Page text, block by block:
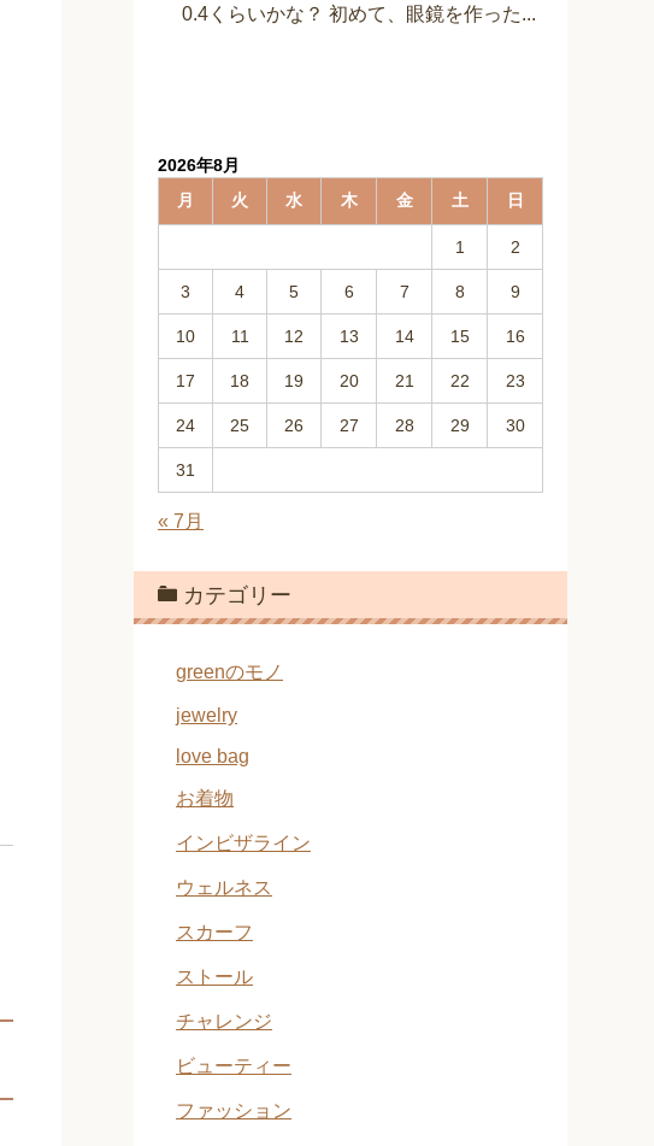
0.4くらいかな？ 初めて、眼鏡を作った...
2026年8月
月
火 水 木 金 土 日
1 2
3 4 5 6 7 8 9
10 11 12 13 14 15 16
17 18 19 20 21 22 23
24 25 26 27 28 29 30
31
« 7月
カテゴリー
greenのモノ
jewelry
love bag
お着物
インビザライン
ウェルネス
スカーフ
ストール
チャレンジ
ビューティー
ファッション